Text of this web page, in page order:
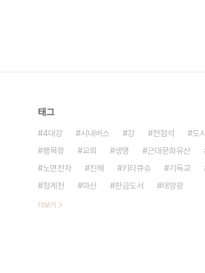
태그
4대강 시내버스 강 전점석 도
팽목항
교회 생명 근대문화유산
노면전차
진해 키타큐슈 기독교
청계천
마산 판금도서 태양광
더보기